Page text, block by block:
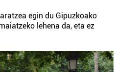
egin du Gipuzkoako
lehena da, eta ez